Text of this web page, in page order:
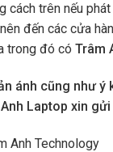
cách trên nếu
đến các cửa
trong đó có Trâm
ánh cũng như ý
Laptop xin gửi
Anh Technology